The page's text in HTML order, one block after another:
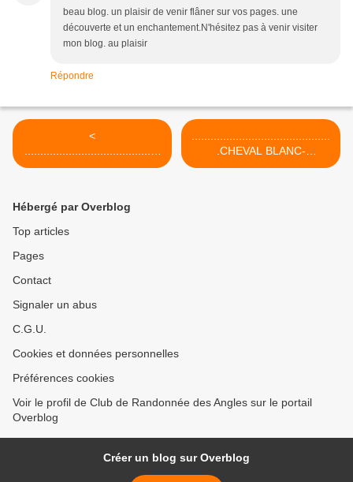
beau blog. un plaisir de venir flâner sur vos pages. une
découverte et un enchantement.N'hésitez pas à venir visiter
mon blog. au plaisir
Répondre
<
WE RAQUETTE EN
.CHEVAL BLANC-
VALLONCOURT >
Hébergé par Overblog
Top articles
Pages
Contact
Signaler un abus
C.G.U.
Cookies et données personnelles
Préférences cookies
Voir le profil de Club de Randonnée des Angles sur le portail
Overblog
Créer un blog sur Overblog